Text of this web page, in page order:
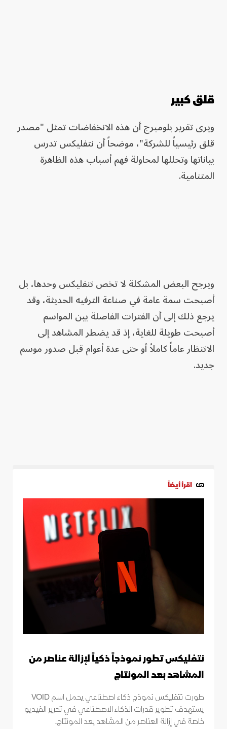
قلق كبير
ويرى تقرير بلومبرج أن هذه الانخفاضات تمثل "مصدر
قلق رئيسياً للشركة"، موضحاً أن نتفليكس تدرس
بياناتها وتحللها لمحاولة فهم أسباب هذه الظاهرة
المتنامية.
ويرجح البعض المشكلة لا تخص نتفليكس وحدها، بل
أصبحت سمة عامة في صناعة الترفيه الحديثة، وقد
يرجع ذلك إلى أن الفترات الفاصلة بين المواسم
أصبحت طويلة للغاية، إذ قد يضطر المشاهد إلى
الانتظار عاماً كاملاً أو حتى عدة أعوام قبل صدور موسم
جديد.
اقرأ أيضاً
نتفليكس تطور نموذجاً ذكياً لإزالة عناصر من
المشاهد بعد المونتاج
طورت نتفليكس نموذج ذكاء اصطناعي يحمل اسم VOID
يستهدف تطوير قدرات الذكاء الاصطناعي في تحرير الفيديو
خاصة في إزالة العناصر من المشاهد بعد المونتاج.